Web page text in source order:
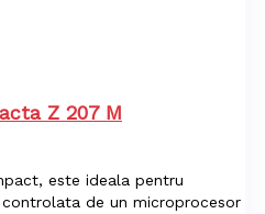
Z 207 M
este ideala pentru
de un microprocesor